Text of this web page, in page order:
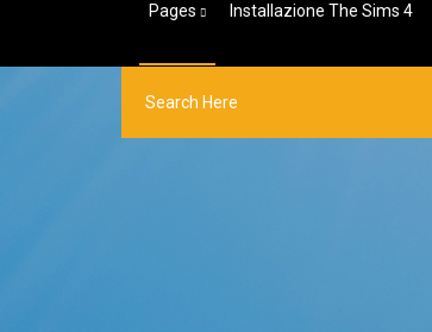
Pages Installazione The Sims 4